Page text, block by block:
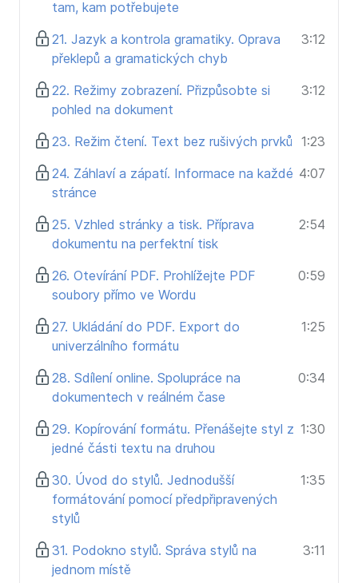
tam, kam potřebujete
21. Jazyk a kontrola gramatiky. Oprava
překlepů a gramatických chyb
3:12
22. Režimy zobrazení. Přizpůsobte si
pohled na dokument
3:12
23. Režim čtení. Text bez rušivých prvků 1:23
24. Záhlaví a zápatí. Informace na každé
stránce
4:07
25. Vzhled stránky a tisk. Příprava
dokumentu na perfektní tisk
2:54
26. Otevírání PDF. Prohlížejte PDF
soubory přímo ve Wordu
0:59
27. Ukládání do PDF. Export do
univerzálního formátu
1:25
28. Sdílení online. Spolupráce na
dokumentech v reálném čase
0:34
29. Kopírování formátu. Přenášejte styl z
jedné části textu na druhou
1:30
30. Úvod do stylů. Jednodušší
formátování pomocí předpřipravených
stylů
1:35
31. Podokno stylů. Správa stylů na
jednom místě
3:11